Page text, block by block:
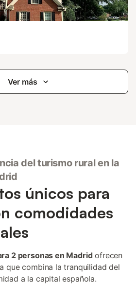
Ver más
del turismo rural en la
únicos para
comodidades
2 personas en Madridofrecen
que combina la tranquilidad del
a la capital española.